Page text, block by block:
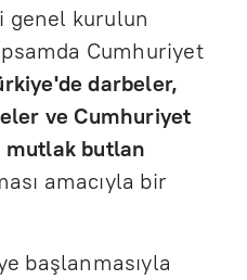
genel kurulun
Cumhuriyet
darbeler,
ve Cumhuriyet
mutlak butlan
amacıyla bir
başlanmasıyla